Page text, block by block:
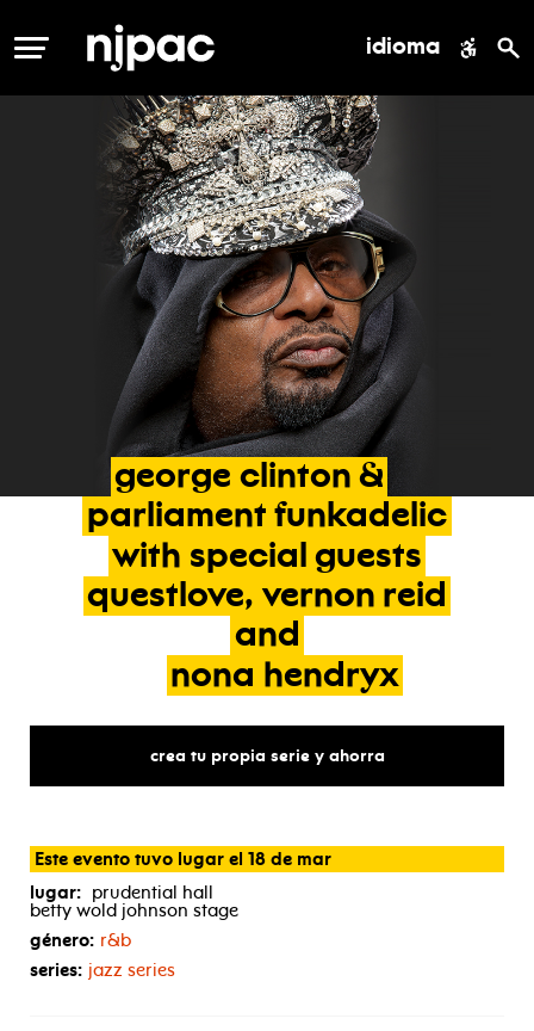
MENÚ idioma
george clinton &
parliament funkadelic
with special guests
questlove, vernon reid
and
nona hendryx
crea tu propia serie y ahorra
Este evento tuvo lugar el 18 de mar
lugar: prudential hall
betty wold johnson stage
género: r&b
series: jazz series